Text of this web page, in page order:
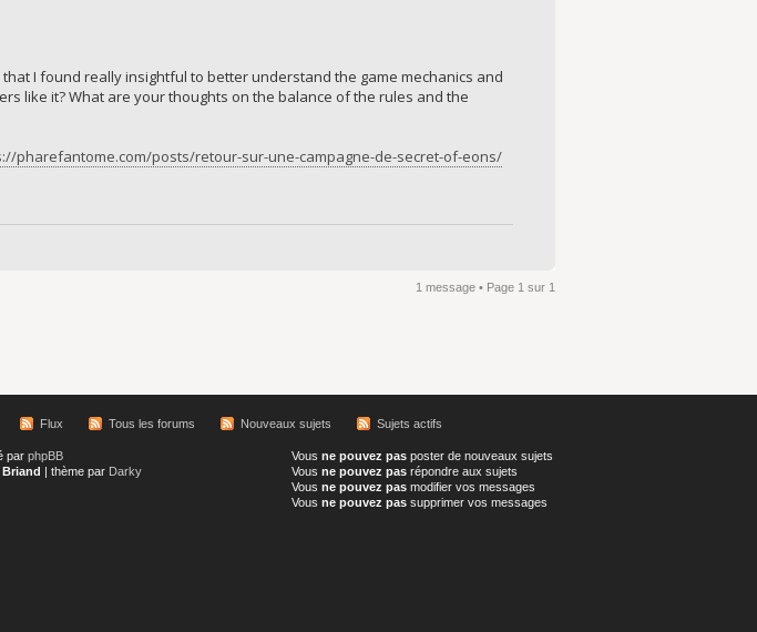
I found really insightful to better understand the game mechanics and
like it? What are your thoughts on the balance of the rules and the
pharefantome.com/posts/retour-sur-une-campagne-de-secret-of-eons/
1 message • Page 1 sur 1
Flux Tous les forums Nouveaux sujets Sujets actifs
Vous ne pouvez pasposter de nouveaux sujets
Vous ne pouvez pasrépondre aux sujets
Vous ne pouvez pasmodifier vos messages
Vous ne pouvez passupprimer vos messages
par phpBB
| thème par Darky